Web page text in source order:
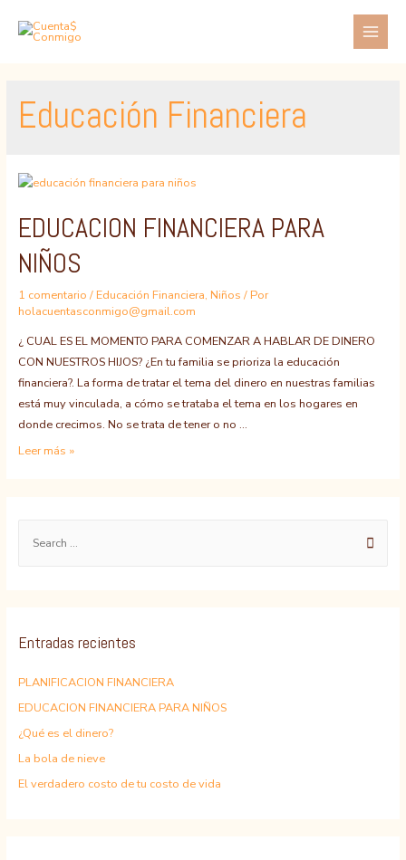
Educación Financiera
EDUCACION FINANCIERA PARA
NIÑOS
1 comentario / Educación Financiera, Niños / Por
holacuentasconmigo@gmail.com
¿ CUAL ES EL MOMENTO PARA COMENZAR A HABLAR DE DINERO
CON NUESTROS HIJOS? ¿En tu familia se prioriza la educación
financiera?. La forma de tratar el tema del dinero en nuestras familias
está muy vinculada, a cómo se trataba el tema en los hogares en
donde crecimos. No se trata de tener o no …
EDUCACION
Leer más »
h
o
r
:
Entradas recientes
PLANIFICACION FINANCIERA
EDUCACION FINANCIERA PARA NIÑOS
¿Qué es el dinero?
La bola de nieve
El verdadero costo de tu costo de vida